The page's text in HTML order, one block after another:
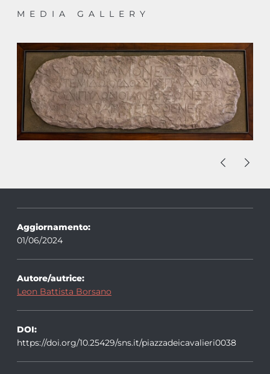
MEDIA GALLERY
Aggiornamento:
01/06/2024
Autore/autrice:
Leon Battista Borsano
DOI:
https://doi.org/10.25429/sns.it/piazzadeicavalieri0038